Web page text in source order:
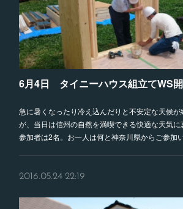
6月4日 タイニーハウス組立てWS
急に暑くなったり冷え込んだりと不安定な天候
が、当日は信州の自然を満喫できる快適な天気
参加者は2名。お一人は何と神奈川県からご参加
2016.05.24 22:19